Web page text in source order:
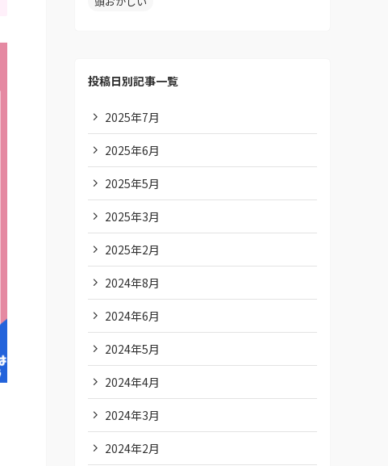
投稿日別記事一覧
2025年7月
2025年6月
2025年5月
2025年3月
2025年2月
2024年8月
2024年6月
2024年5月
2024年4月
2024年3月
2024年2月